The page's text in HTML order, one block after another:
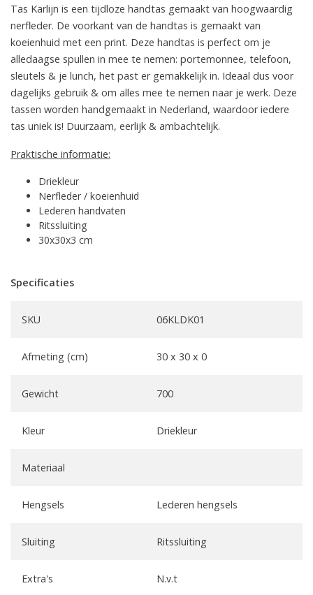
Tas Karlijn is een tijdloze handtas gemaakt van hoogwaardig
nerfleder. De voorkant van de handtas is gemaakt van
koeienhuid met een print. Deze handtas is perfect om je
alledaagse spullen in mee te nemen: portemonnee, telefoon,
sleutels & je lunch, het past er gemakkelijk in. Ideaal dus voor
dagelijks gebruik & om alles mee te nemen naar je werk. Deze
tassen worden handgemaakt in Nederland, waardoor iedere
tas uniek is! Duurzaam, eerlijk & ambachtelijk.
Praktische informatie:
Driekleur
Nerfleder / koeienhuid
Lederen handvaten
Ritssluiting
30x30x3 cm
Specificaties
SKU 06KLDK01
Afmeting (cm) 30 x 30 x 0
Gewicht 700
Kleur Driekleur
Materiaal
Hengsels Lederen hengsels
Sluiting Ritssluiting
Extra's N.v.t